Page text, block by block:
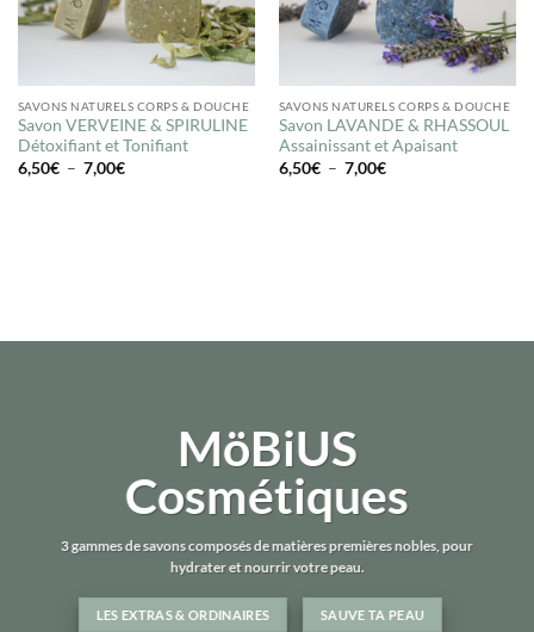
SAVONS NATURELS CORPS & DOUCHE
Savon VERVEINE & SPIRULINE
Détoxifiant et Tonifiant
6,50€ – 7,00€Plage
SAVONS NATURELS CORPS & DOUCHE
Savon LAVANDE & RHASSOUL
Assainissant et Apaisant
6,50€ – 7,00€Plage
MöBiUS
Cosmétiques
3 gammes de savons composés de matières premières nobles, pour
hydrater et nourrir votre peau.
LES EXTRAS & ORDINAIRES SAUVE TA PEAU